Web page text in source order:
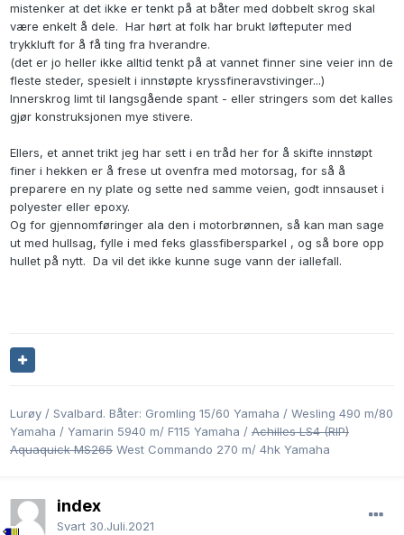
mistenker at det ikke er tenkt på at båter med dobbelt skrog skal
være enkelt å dele. Har hørt at folk har brukt løfteputer med
trykkluft for å få ting fra hverandre.
(det er jo heller ikke alltid tenkt på at vannet finner sine veier inn de
fleste steder, spesielt i innstøpte kryssfineravstivinger...)
Innerskrog limt til langsgående spant - eller stringers som det kalles
gjør konstruksjonen mye stivere.
Ellers, et annet trikt jeg har sett i en tråd her for å skifte innstøpt
finer i hekken er å frese ut ovenfra med motorsag, for så å
preparere en ny plate og sette ned samme veien, godt innsauset i
polyester eller epoxy.
Og for gjennomføringer ala den i motorbrønnen, så kan man sage
ut med hullsag, fylle i med feks glassfibersparkel , og så bore opp
hullet på nytt. Da vil det ikke kunne suge vann der iallefall.
Lurøy / Svalbard. Båter: Gromling 15/60 Yamaha / Wesling 490 m/80
Yamaha / Yamarin 5940 m/ F115 Yamaha / Achilles LS4 (RIP)
Aquaquick MS265 West Commando 270 m/ 4hk Yamaha
index
Svart 30.Juli.2021